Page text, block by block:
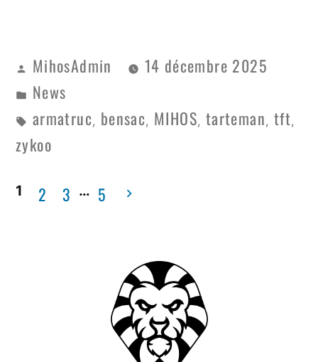
MihosAdmin
14 décembre 2025
News
armatruc, bensac, MIHOS, tarteman, tft,
zykoo
1 2 3 … 5